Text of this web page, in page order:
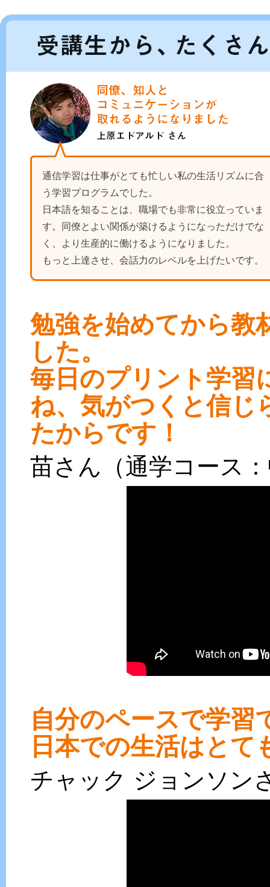
通信学習は仕事がとても忙しい私の生活リズムに合
う学習プログラムでした。
日本語を知ることは、職場でも非常に役立っていま
す。同僚とよい関係が築けるようになっただけでな
く、より生産的に働けるようになりました。
もっと上達させ、会話力のレベルを上げたいです。
勉強を始めてから教
した。
毎日のプリント学習
ね、気がつくと信じ
たからです！
苗さん（通学コース
自分のペースで学習
日本での生活はとて
チャック ジョンソン